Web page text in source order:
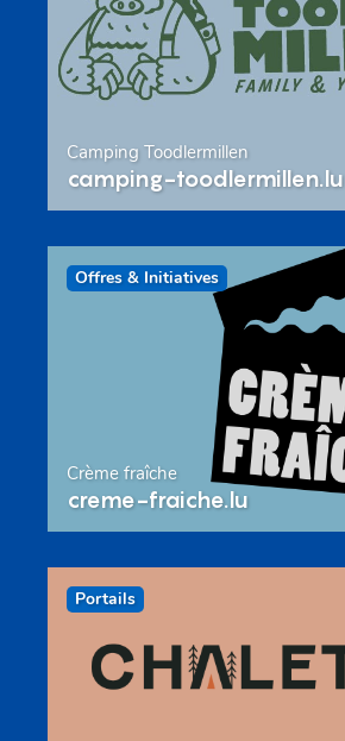
Camping Toodlermillen
camping-toodlermillen.lu
Offres & Initiatives
Crème fraîche
creme-fraiche.lu
Portails